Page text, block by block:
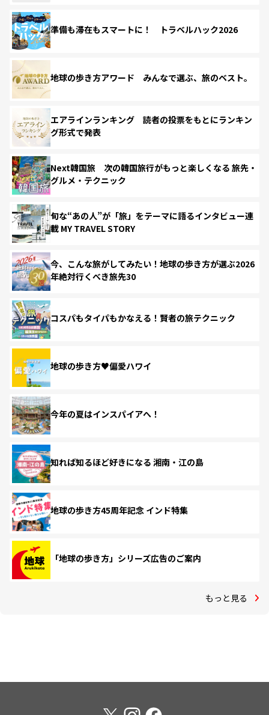
準備も滞在もスマートに！ トラベルハック2026
地球の歩き方アワード みんなで選ぶ、旅のベスト。
エアラインランキング 読者の投票をもとにランキン
グ形式で発表
Next韓国旅 次の韓国旅行がもっと楽しくなる 旅先・
グルメ・テクニック
旬な“あの人”が「旅」をテーマに語るインタビュー連
載 MY TRAVEL STORY
今、こんな旅がしてみたい！地球の歩き方が選ぶ2026
年絶対行くべき旅先30
コスパもタイパもかなえる！賢者の旅テクニック
地球の歩き方♥偏愛ハワイ
今年の夏はインスパイアへ！
知れば知るほど好きになる 湘南・江の島
地球の歩き方45周年記念 インド特集
「地球の歩き方」シリーズ広告のご案内
もっと見る